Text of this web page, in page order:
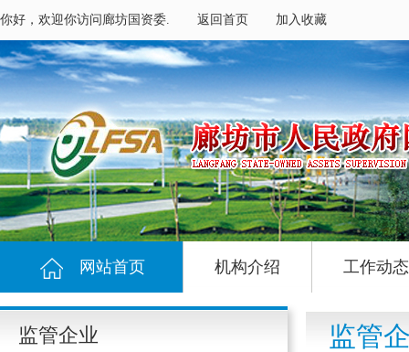
你好，欢迎你访问廊坊国资委. 返回首页 加入收藏
网站首页 机构介绍 工作动态
监管企业 监管